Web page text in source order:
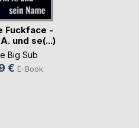
Fuckface -
und se(...)
Big Sub
€ E-Book